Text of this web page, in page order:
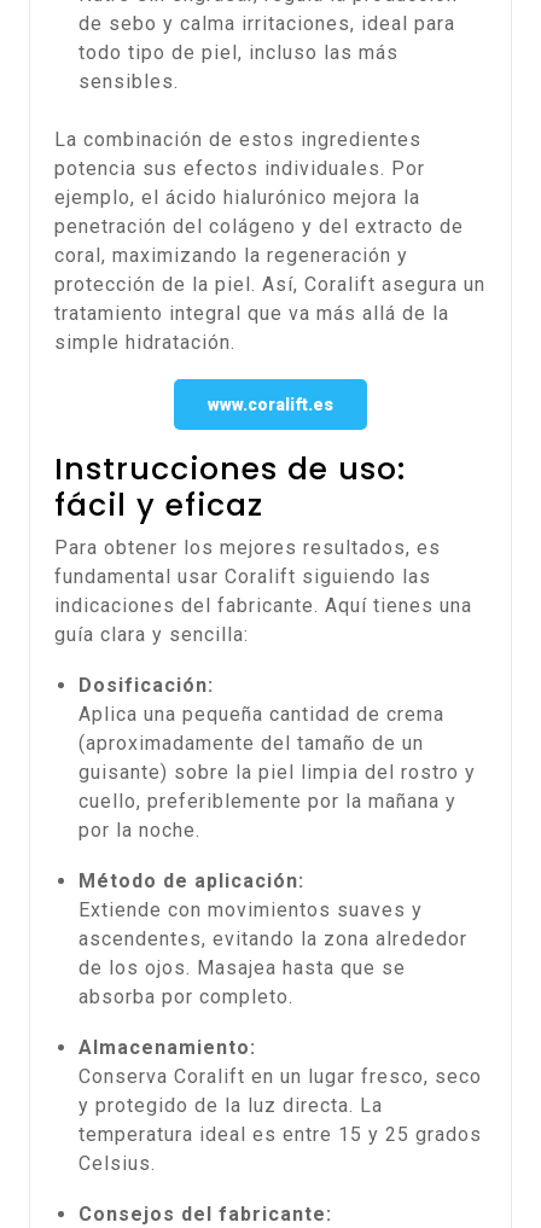
de sebo y calma irritaciones, ideal para
todo tipo de piel, incluso las más
sensibles.
La combinación de estos ingredientes
potencia sus efectos individuales. Por
ejemplo, el ácido hialurónico mejora la
penetración del colágeno y del extracto de
coral, maximizando la regeneración y
protección de la piel. Así, Coralift asegura un
tratamiento integral que va más allá de la
simple hidratación.
www.coralift.es
Instrucciones de uso:
fácil y eficaz
Para obtener los mejores resultados, es
fundamental usar Coralift siguiendo las
indicaciones del fabricante. Aquí tienes una
guía clara y sencilla:
Dosificación:
Aplica una pequeña cantidad de crema
(aproximadamente del tamaño de un
guisante) sobre la piel limpia del rostro y
cuello, preferiblemente por la mañana y
por la noche.
Método de aplicación:
Extiende con movimientos suaves y
ascendentes, evitando la zona alrededor
de los ojos. Masajea hasta que se
absorba por completo.
Almacenamiento:
Conserva Coralift en un lugar fresco, seco
y protegido de la luz directa. La
temperatura ideal es entre 15 y 25 grados
Celsius.
Consejos del fabricante: